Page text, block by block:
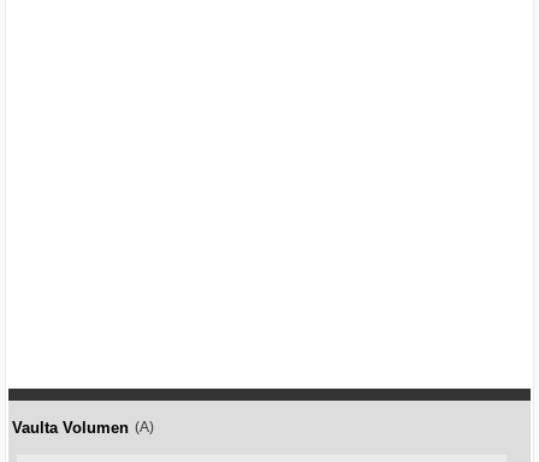
Vaulta Volumen (A)